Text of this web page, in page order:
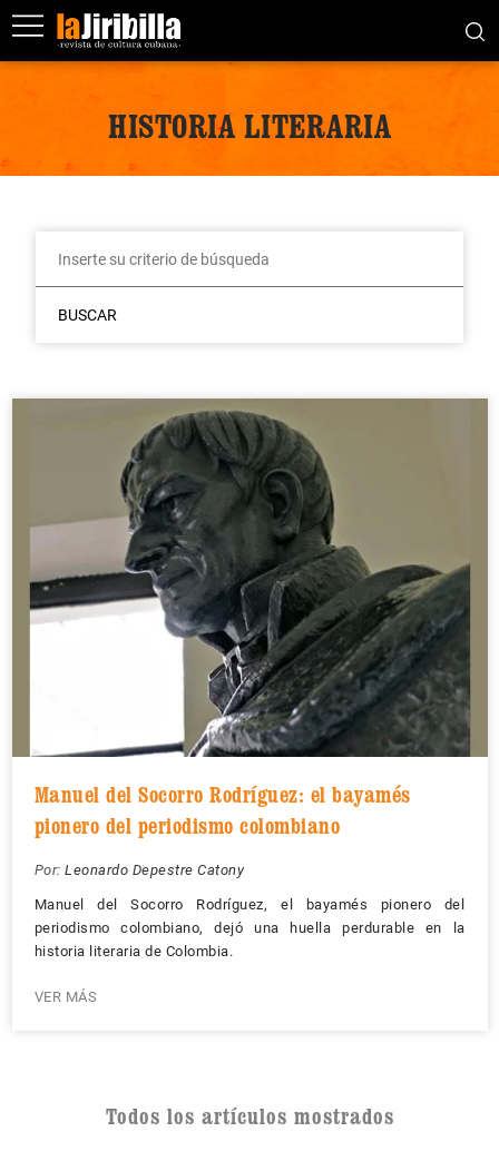
HISTORIA LITERARIA
BUSCAR
Manuel del Socorro Rodríguez: el bayamés
pionero del periodismo colombiano
Por: Leonardo Depestre Catony
Manuel del Socorro Rodríguez, el bayamés pionero del
periodismo colombiano, dejó una huella perdurable en la
historia literaria de Colombia.
VER MÁS
Todos los artículos mostrados